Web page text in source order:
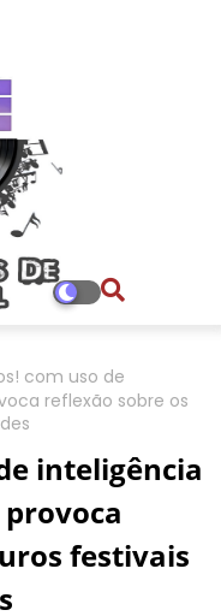
com uso de
reflexão sobre os
inteligência
festivais